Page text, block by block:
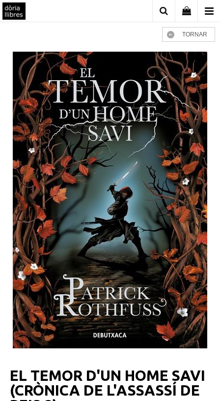
TORNAR
EL TEMOR D'UN HOME SAVI
(CRÒNICA DE L'ASSASSÍ DE